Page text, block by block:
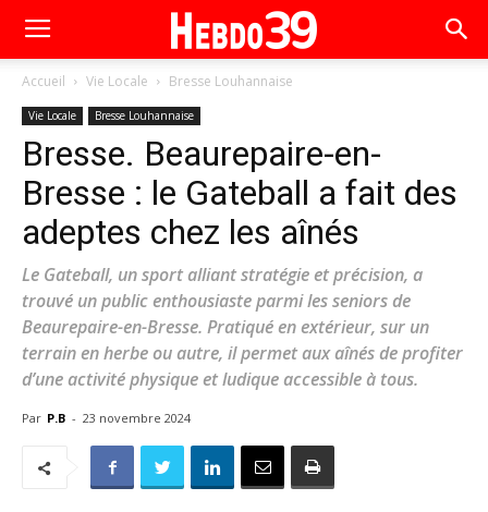
Accueil Vie Locale Bresse Louhannaise
Vie Locale Bresse Louhannaise
Bresse. Beaurepaire-en-
Bresse : le Gateball a fait des
adeptes chez les aînés
Le Gateball, un sport alliant stratégie et précision, a
trouvé un public enthousiaste parmi les seniors de
Beaurepaire-en-Bresse. Pratiqué en extérieur, sur un
terrain en herbe ou autre, il permet aux aînés de profiter
d’une activité physique et ludique accessible à tous.
Par P.B - 23 novembre 2024